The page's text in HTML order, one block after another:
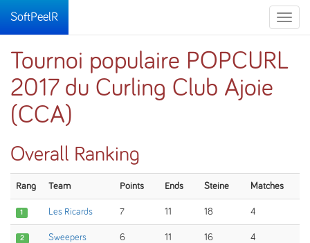
Toggle
SoftPeelR
Tournoi populaire POPCURL
2017 du Curling Club Ajoie
(CCA)
Overall Ranking
Rang Team Points Ends Steine Matches
1 Les Ricards 7 11 18 4
2 Sweepers 6 11 16 4